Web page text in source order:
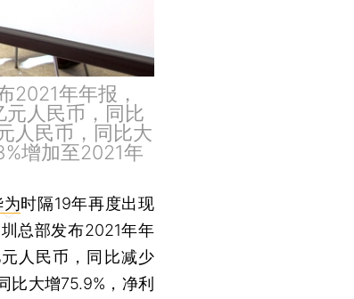
2021年年报，
人民币，同比
人民币，同比大
增加至2021年
为时隔19年再度出现
总部发布2021年年
人民币，同比减少
比大增75.9%，净利